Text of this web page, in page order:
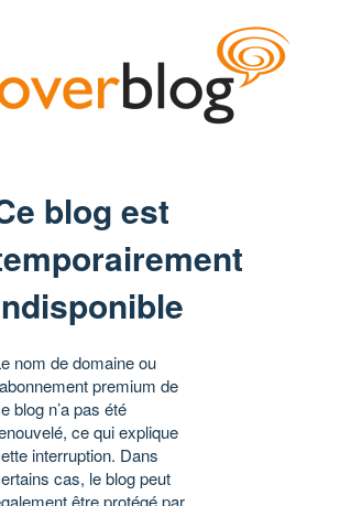
blog est
nom de domaine ou
premium de
blog n’a pas été
ce qui explique
interruption. Dans
cas, le blog peut
être protégé par